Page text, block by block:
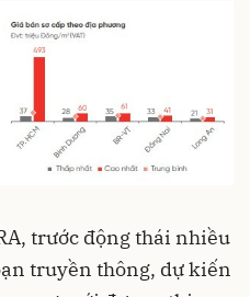
trước động thái nhiều
truyền thông, dự kiến